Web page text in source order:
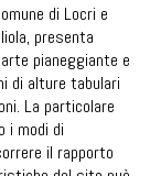
di Locri e
presenta
pianeggiante e
di alture tabulari
La particolare
i modi di
il rapporto